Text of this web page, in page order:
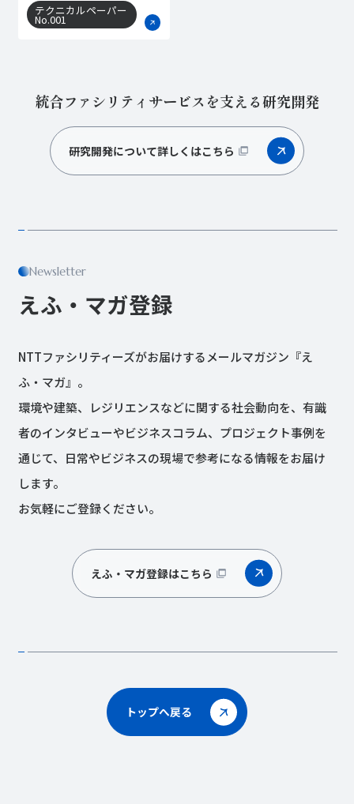
テクニカルペーパー
No.001
統合ファシリティサービスを支える研究開発
研究開発について詳しくはこちら
Newsletter
えふ・マガ登録
NTTファシリティーズがお届けするメールマガジン『え
ふ・マガ』。
環境や建築、レジリエンスなどに関する社会動向を、有識
者のインタビューやビジネスコラム、プロジェクト事例を
通じて、日常やビジネスの現場で参考になる情報をお届け
します。
お気軽にご登録ください。
えふ・マガ登録はこちら
トップへ戻る